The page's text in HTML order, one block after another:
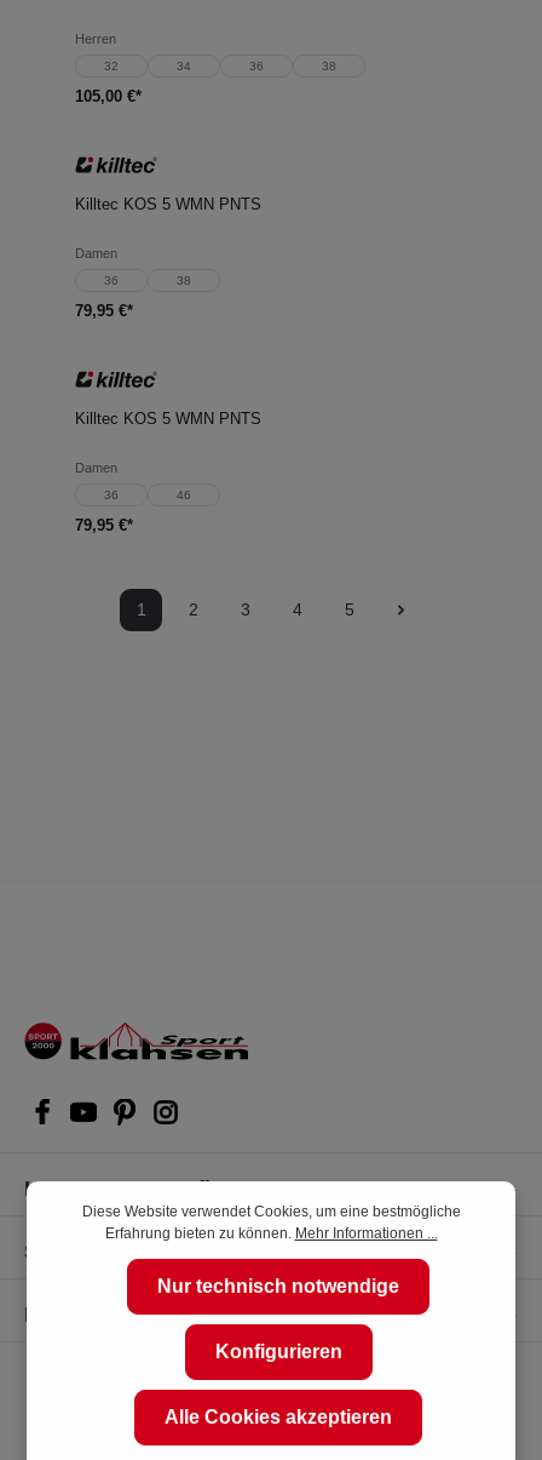
Herren
32 34 36 38
105,00 €*
Killtec KOS 5 WMN PNTS
Damen
36 38
79,95 €*
Killtec KOS 5 WMN PNTS
Damen
36 46
79,95 €*
1 2 3 4 5
Kompetente Kaufberatung
Shop Service
Informationen
Diese Website verwendet Cookies, um eine bestmögliche
Erfahrung bieten zu können. Mehr Informationen ...
Nur technisch notwendige
Konfigurieren
Alle Cookies akzeptieren